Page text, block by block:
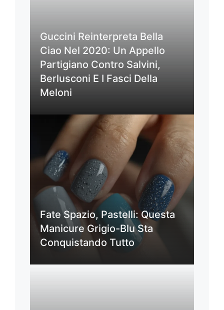
Guccini Reinterpreta Bella
Ciao Nel 2020: Un Appello
Partigiano Contro Salvini,
Berlusconi E I Fasci Della
Meloni
Fate Spazio, Pastelli: Questa
Manicure Grigio-Blu Sta
Conquistando Tutto